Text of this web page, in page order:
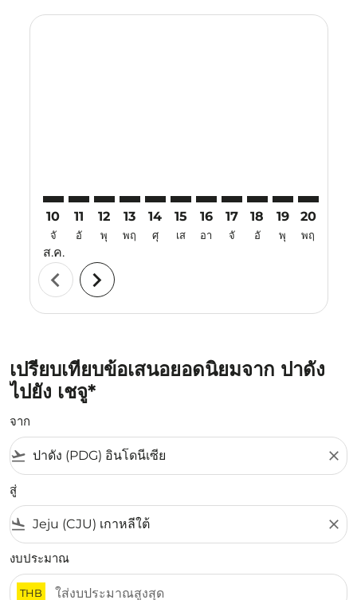
10
จั
ส.ค.
11
อั
12
พุ
13
พฤ
14
ศุ
15
เส
16
อา
17
จั
18
อั
19
พุ
20
พฤ
chevron_left chevron_right
เปรียบเทียบข้อเสนอยอดนิยมจาก ปาดัง
ไปยัง เชจู*
จาก
flight_takeoff close
สู่
flight_land close
งบประมาณ
THB